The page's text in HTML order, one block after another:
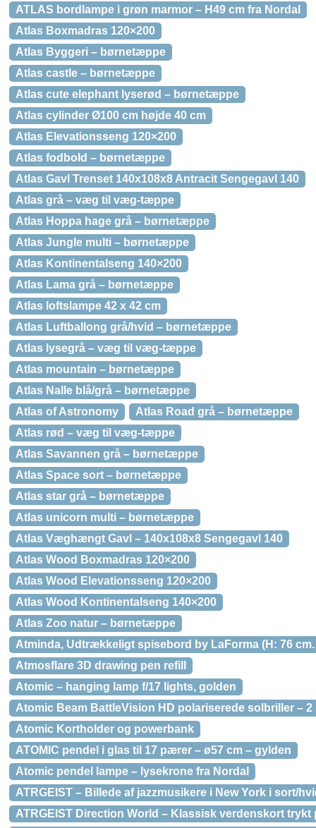
ATLAS bordlampe i grøn marmor – H49 cm fra Nordal
Atlas Boxmadras 120×200
Atlas Byggeri – børnetæppe
Atlas castle – børnetæppe
Atlas cute elephant lyserød – børnetæppe
Atlas cylinder Ø100 cm højde 40 cm
Atlas Elevationsseng 120×200
Atlas fodbold – børnetæppe
Atlas Gavl Trenset 140x108x8 Antracit Sengegavl 140
Atlas grå – væg til væg-tæppe
Atlas Hoppa hage grå – børnetæppe
Atlas Jungle multi – børnetæppe
Atlas Kontinentalseng 140×200
Atlas Lama grå – børnetæppe
Atlas loftslampe 42 x 42 cm
Atlas Luftballong grå/hvid – børnetæppe
Atlas lysegrå – væg til væg-tæppe
Atlas mountain – børnetæppe
Atlas Nalle blå/grå – børnetæppe
Atlas of Astronomy
Atlas Road grå – børnetæppe
Atlas rød – væg til væg-tæppe
Atlas Savannen grå – børnetæppe
Atlas Space sort – børnetæppe
Atlas star grå – børnetæppe
Atlas unicorn multi – børnetæppe
Atlas Væghængt Gavl – 140x108x8 Sengegavl 140
Atlas Wood Boxmadras 120×200
Atlas Wood Elevationsseng 120×200
Atlas Wood Kontinentalseng 140×200
Atlas Zoo natur – børnetæppe
Atminda, Udtrækkeligt spisebord by LaForma (H: 76
Atmosflare 3D drawing pen refill
Atomic – hanging lamp f/17 lights, golden
Atomic Beam BattleVision HD polariserede solbriller – 2
Atomic Kortholder og powerbank
ATOMIC pendel i glas til 17 pærer – ø57 cm – gylden
Atomic pendel lampe – lysekrone fra Nordal
ATRGEIST – Billede af jazzmusikere i New York i sort/
ATRGEIST Direction World – Klassisk verdenskort trykt